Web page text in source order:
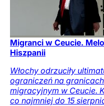
Migranci w Ceucie.
Hiszpanii
Włochy odrzuciły
ograniczeń na
migracyjnym w Ceucie.
co najmniej do 15